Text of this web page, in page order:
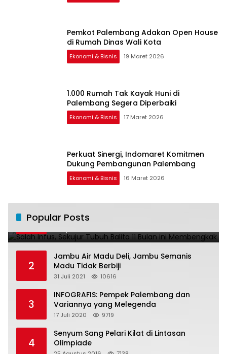
Pemkot Palembang Adakan Open House
di Rumah Dinas Wali Kota
Ekonomi & Bisnis 19 Maret 2026
1.000 Rumah Tak Kayak Huni di
Palembang Segera Diperbaiki
Ekonomi & Bisnis 17 Maret 2026
Perkuat Sinergi, Indomaret Komitmen
Dukung Pembangunan Palembang
Ekonomi & Bisnis 16 Maret 2026
Popular Posts
1
ini Membengkak
2
Jambu Air Madu Deli, Jambu Semanis
Madu Tidak Berbiji
31 Juli 2021 10616
3
INFOGRAFIS: Pempek Palembang dan
Variannya yang Melegenda
17 Juli 2020 9719
4
Senyum Sang Pelari Kilat di Lintasan
Olimpiade